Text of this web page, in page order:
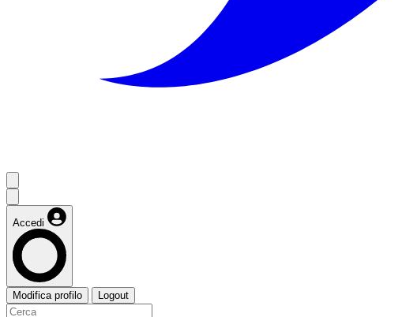
Accedi
Modifica profilo Logout